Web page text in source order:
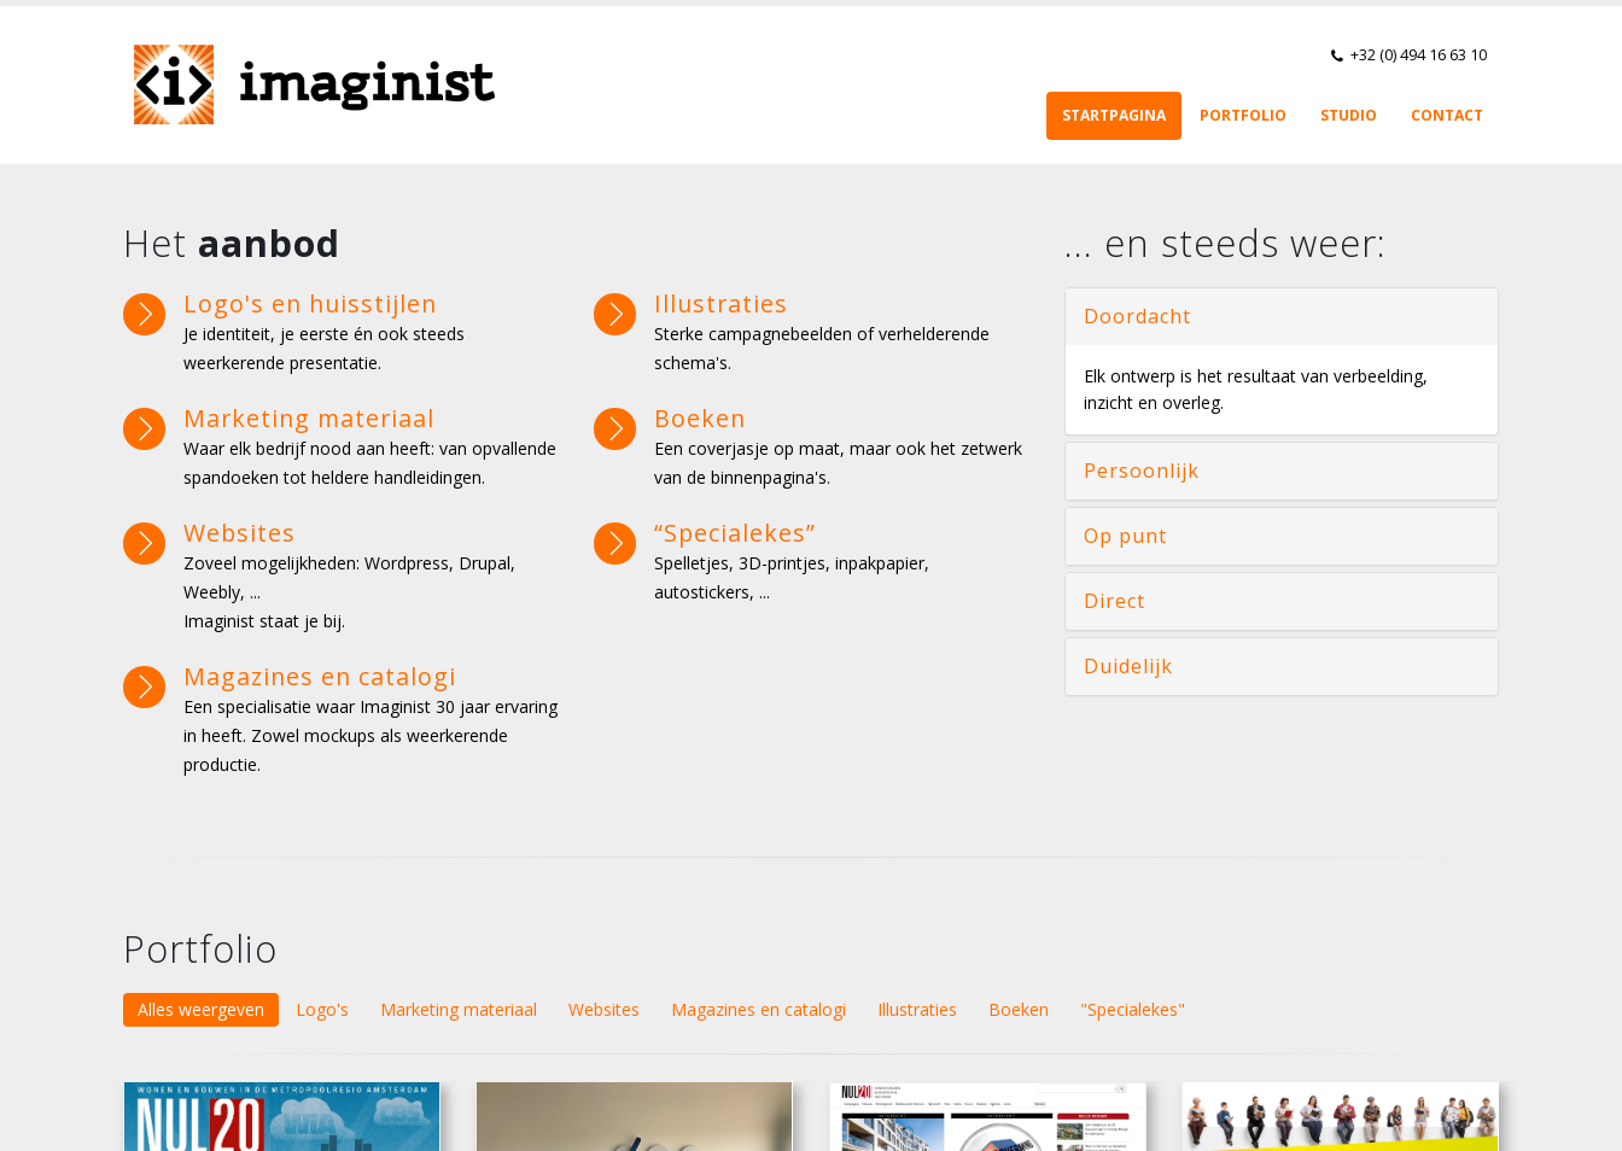
+32 (0) 494 16 63 10
STARTPAGINA PORTFOLIO STUDIO CONTACT
Het aanbod
Logo's en huisstijlen
Je identiteit, je eerste én ook steeds
weerkerende presentatie.
Marketing materiaal
Waar elk bedrijf nood aan heeft: van opvallende
spandoeken tot heldere handleidingen.
Websites
Zoveel mogelijkheden: Wordpress, Drupal,
Weebly, ...
Imaginist staat je bij.
Magazines en catalogi
Een specialisatie waar Imaginist 30 jaar ervaring
in heeft. Zowel mockups als weerkerende
productie.
Illustraties
Sterke campagnebeelden of verhelderende
schema's.
Boeken
Een coverjasje op maat, maar ook het zetwerk
van de binnenpagina's.
“Specialekes”
Spelletjes, 3D-printjes, inpakpapier,
autostickers, ...
... en steeds weer:
Doordacht
Elk ontwerp is het resultaat van verbeelding,
inzicht en overleg.
Persoonlijk
Op punt
Direct
Duidelijk
Portfolio
Alles weergeven Logo's Marketing materiaal Websites Magazines en catalogi Illustraties Boeken "Specialekes"